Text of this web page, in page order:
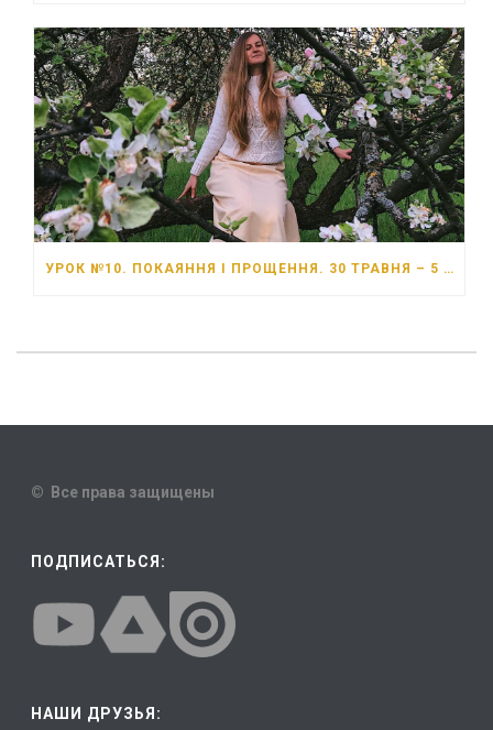
УРОК №10. ПОКАЯННЯ І ПРОЩЕННЯ. 30 ТРАВНЯ – 5 ЧЕРВНЯ 2026 РОКУ
© Все права защищены
ПОДПИСАТЬСЯ:
НАШИ ДРУЗЬЯ: